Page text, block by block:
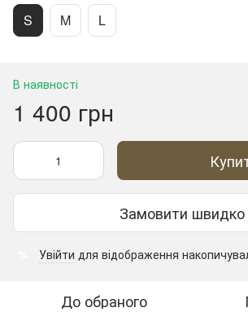
S M L
В наявності
1 400 грн
Замовити швидко
Увійти для відображення
До обраного